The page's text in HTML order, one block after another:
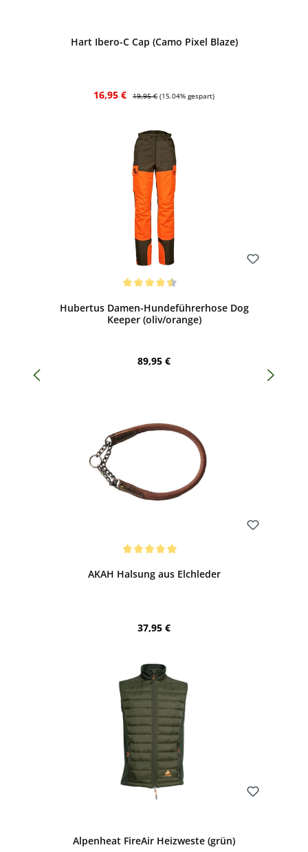
Hart Ibero-C Cap (Camo Pixel Blaze)
Verkaufspreis:
16,95 € Regulärer Preis:
19,95 € (15.04% gespart)
Hubertus Damen-Hundeführerhose Dog
Keeper (oliv/orange)
Regulärer Preis:
89,95 €
AKAH Halsung aus Elchleder
Regulärer Preis:
37,95 €
Alpenheat FireAir Heizweste (grün)